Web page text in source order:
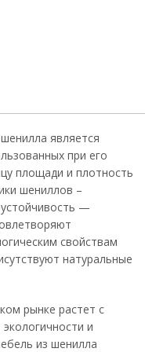
является
при его
площади и плотность
шениллов –
—
свойствам
натуральные
рынке растет с
и
из шенилла